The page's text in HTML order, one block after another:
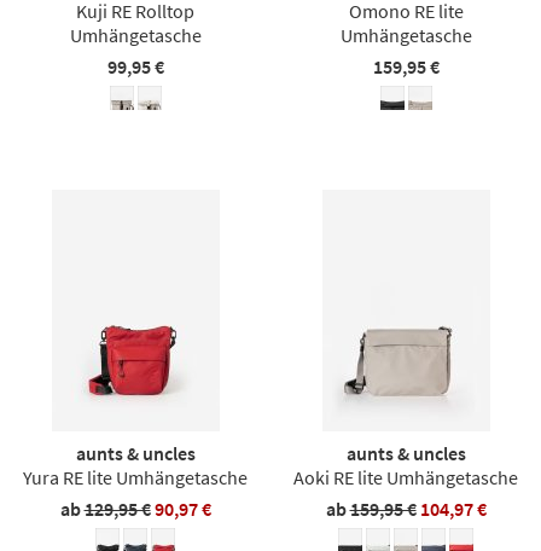
Kuji RE Rolltop
Umhängetasche
99,95 €
Omono RE lite
Umhängetasche
159,95 €
aunts & uncles
Yura RE lite Umhängetasche
ab129,95 €90,97 €
aunts & uncles
Aoki RE lite Umhängetasche
ab159,95 € 104,97 €